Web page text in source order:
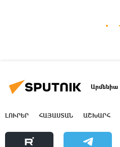
Արմենիա
ԼՈՒՐԵՐ ՀԱՅԱՍՏԱՆ ԱՇԽԱՐՀ